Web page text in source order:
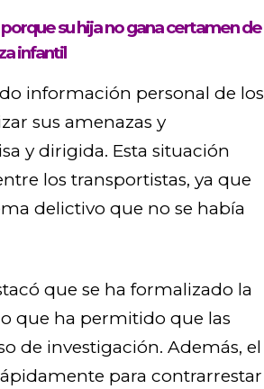
su hija no gana certamen de
infantil
información personal de los
sus amenazas y
y dirigida. Esta situación
los transportistas, ya que
delictivo que no se había
que se ha formalizado la
que ha permitido que las
de investigación. Además, el
para contrarrestar